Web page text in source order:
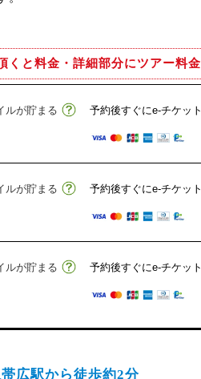
くと料金・詳細部分にツアー料
ルが貯まる
予約後すぐにe-チケッ
ルが貯まる
予約後すぐにe-チケッ
ルが貯まる
予約後すぐにe-チケッ
広駅から徒歩約2分